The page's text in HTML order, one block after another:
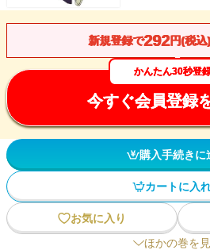
新規登録で292円(税込
かんたん30秒登
今すぐ会員登録
購入手続きに
カートに入
お気に入り
ほかの巻を